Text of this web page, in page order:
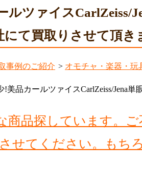
ルツァイスCarlZeiss/
にて買取りさせて頂き
事例のご紹介 > オモチャ・楽器・玩
!美品カールツァイスCarlZeiss/Jena単